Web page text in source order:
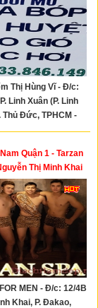
Thị Hùng Vĩ - Đ/c:
Linh Xuân (P. Linh
Thủ Đức, TPHCM -
Quận 1 - Tarzan
Thị Minh Khai
MEN - Đ/c: 12/4B
Khai, P. Đakao,